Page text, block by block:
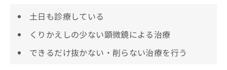
土日も診療している
くりかえしの少ない顕微鏡による治療
できるだけ抜かない・削らない治療を行う